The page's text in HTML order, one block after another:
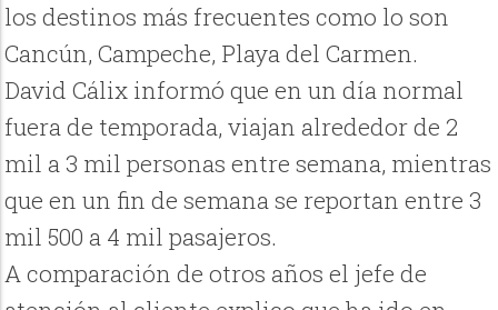
los destinos más frecuentes como lo son
Cancún, Campeche, Playa del Carmen.
David Cálix informó que en un día normal
fuera de temporada, viajan alrededor de 2
mil a 3 mil personas entre semana, mientras
que en un fin de semana se reportan entre 3
mil 500 a 4 mil pasajeros.
A comparación de otros años el jefe de